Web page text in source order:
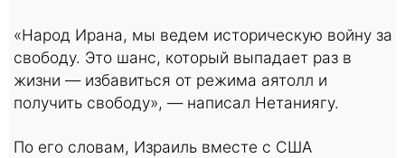
«Народ Ирана, мы ведем историческую войну за
свободу. Это шанс, который выпадает раз в
жизни — избавиться от режима аятолл и
получить свободу», — написал Нетаниягу.
По его словам, Израиль вместе с США